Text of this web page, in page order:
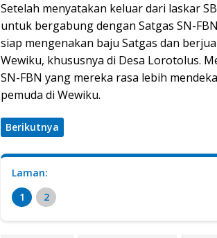
Setelah menyatakan keluar dari laskar
untuk bergabung dengan Satgas SN-
siap mengenakan baju Satgas dan
Wewiku, khususnya di Desa Lorotolus.
SN-FBN yang mereka rasa lebih
pemuda di Wewiku.
Berikutnya
Laman:
1
2